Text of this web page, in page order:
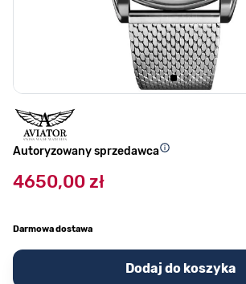
Autoryzowany sprzedawca
4650,00 zł
Darmowa dostawa
Dodaj do koszyka